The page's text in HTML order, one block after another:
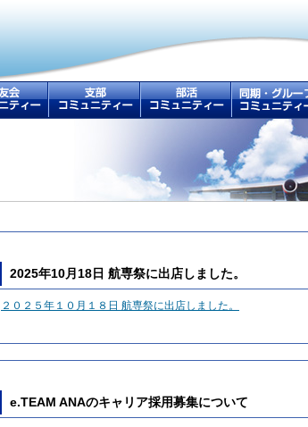
2025年10月18日 航専祭に出店しました。
２０２５年１０月１８日 航専祭に出店しました。
e.TEAM ANAのキャリア採用募集について